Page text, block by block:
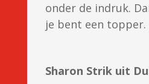
onder de indruk.
je bent een topper.
Sharon Strik uit